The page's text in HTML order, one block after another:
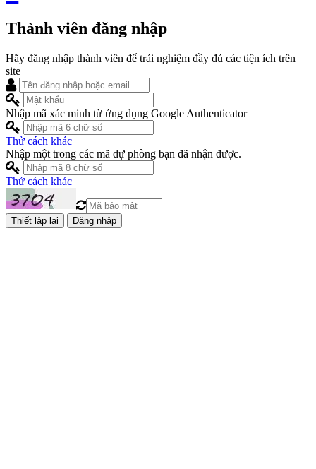
Thành viên đăng nhập
Hãy đăng nhập thành viên để trải nghiệm đầy đủ các tiện ích trên
site
Nhập mã xác minh từ ứng dụng Google Authenticator
Thử cách khác
Nhập một trong các mã dự phòng bạn đã nhận được.
Thử cách khác
Đăng nhập